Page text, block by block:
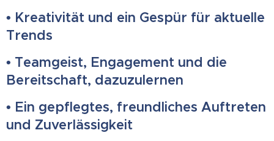
• Kreativität und ein Gespür für aktuelle
Trends
• Teamgeist, Engagement und die
Bereitschaft, dazuzulernen
• Ein gepflegtes, freundliches Auftreten
und Zuverlässigkeit